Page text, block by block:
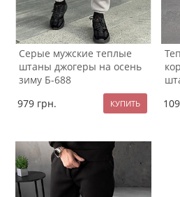
Серые мужские теплые
штаны джогеры на осень
зиму Б-688
979 грн.